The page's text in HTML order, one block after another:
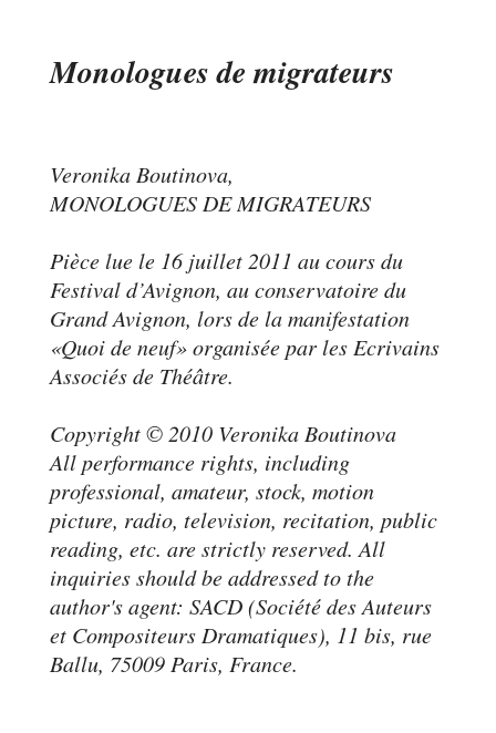
Monologues de migrateurs
Veronika Boutinova,
MONOLOGUES DE MIGRATEURS
Pièce lue le 16 juillet 2011 au cours du
Festival d’Avignon, au conservatoire du
Grand Avignon, lors de la manifestation
«Quoi de neuf» organisée par les Ecrivains
Associés de Théâtre.
Copyright © 2010 Veronika Boutinova
All performance rights, including
professional, amateur, stock, motion
picture, radio, television, recitation, public
reading, etc. are strictly reserved. All
inquiries should be addressed to the
author's agent: SACD (Société des Auteurs
et Compositeurs Dramatiques), 11 bis, rue
Ballu, 75009 Paris, France.